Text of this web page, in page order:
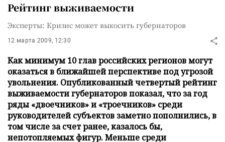
Рейтинг выживаемости
Эксперты: Кризис может выкосить губернаторов
12 марта 2009, 12:30
Как минимум 10 глав российских регионов могут
оказаться в ближайшей перспективе под угрозой
увольнения. Опубликованный четвертый рейтинг
выживаемости губернаторов показал, что за год
ряды «двоечников» и «троечников» среди
руководителей субъектов заметно пополнились, в
том числе за счет ранее, казалось бы,
непотопляемых фигур. Меньше среди